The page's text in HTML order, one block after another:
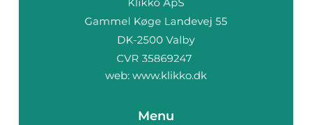
web: www.klikko.dk
Menu